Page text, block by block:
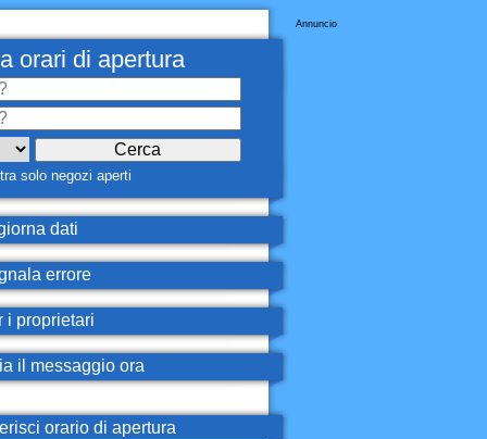
Annuncio
orari di apertura
solo negozi aperti
dati
errore
i proprietari
il messaggio ora
orario di apertura